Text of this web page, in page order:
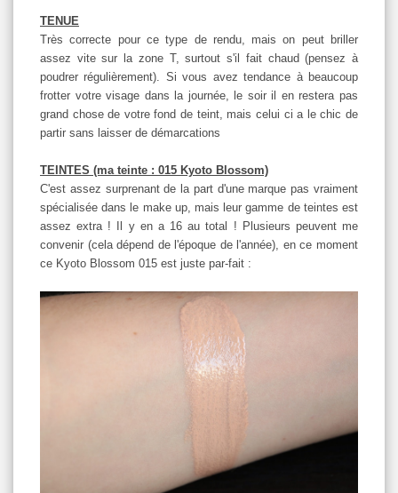
TENUE
Très correcte pour ce type de rendu, mais on peut briller
assez vite sur la zone T, surtout s'il fait chaud (pensez à
poudrer régulièrement). Si vous avez tendance à beaucoup
frotter votre visage dans la journée, le soir il en restera pas
grand chose de votre fond de teint, mais celui ci a le chic de
partir sans laisser de démarcations
TEINTES (ma teinte : 015 Kyoto Blossom)
C'est assez surprenant de la part d'une marque pas vraiment
spécialisée dans le make up, mais leur gamme de teintes est
assez extra ! Il y en a 16 au total ! Plusieurs peuvent me
convenir (cela dépend de l'époque de l'année), en ce moment
ce Kyoto Blossom 015 est juste par-fait :